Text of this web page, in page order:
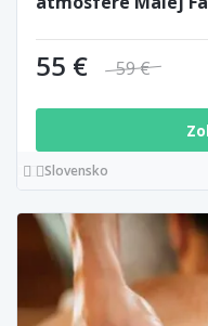
55 € 59 €
Slovensko